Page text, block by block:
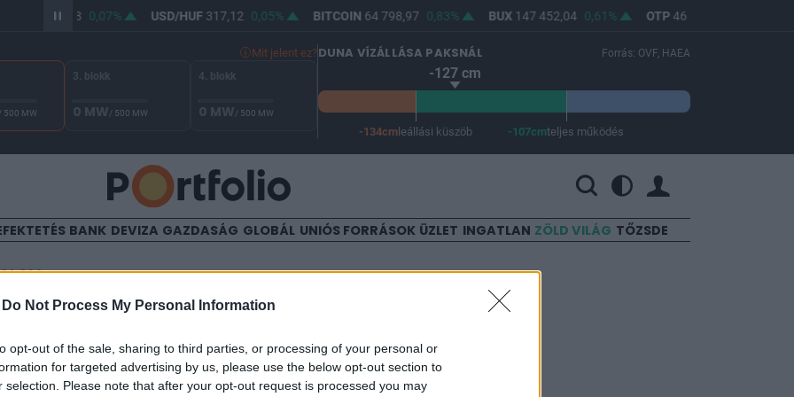
Do Not Process My Personal Information
opt-out of the sale, sharing to third parties, or processing of your personal or
for targeted advertising by us, please use the below opt-out section to
selection. Please note that after your opt-out request is processed you may
365,68 0,07% USD/HUF317,12 0,05% BITCOIN64 798,97 0,83% BUX147 452,04 0,61% OTP46 270
Mit jelent ez?
/ 500 MW
3. blokk
0 MW/ 500 MW
4. blokk
0 MW/ 500 MW
DUNA VÍZÁLLÁSA PAKSNÁL Forrás: OVF, HAEA
-127 cm
-134cm leállási küszöb -107cmteljes működés
BANK DEVIZA GAZDASÁG GLOBÁL UNIÓS FORRÁSOK ÜZLET INGATLAN ZÖLD VILÁG TŐZSDE
várakozások - erősödés